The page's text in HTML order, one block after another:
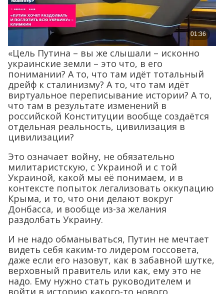
«Цель Путина – вы же слышали – исконно
украинские земли – это что, в его
понимании? А то, что там идёт тотальный
дрейф к сталинизму? А то, что там идёт
виртуальное переписывание истории? А то,
что там в результате изменений в
российской Конституции вообще создаётся
отдельная реальность, цивилизация в
цивилизации?
Это означает войну, не обязательно
милитаристскую, с Украиной и с той
Украиной, какой мы её понимаем, и в
контексте попыток легализовать оккупацию
Крыма, и то, что они делают вокруг
Донбасса, и вообще из-за желания
раздолбать Украину.
И не надо обманываться, Путин не мечтает
видеть себя каким-то лидером госсовета,
даже если его назовут, как в забавной шутке,
верховный правитель или как, ему это не
надо. Ему нужно стать руководителем и
войти в историю какого-то нового